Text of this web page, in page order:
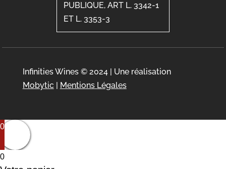
PUBLIQUE, ART L. 3342-1
ET L. 3353-3
Infinities Wines © 2024 | Une réalisation
Mobytic
Mentions Légales
0
0